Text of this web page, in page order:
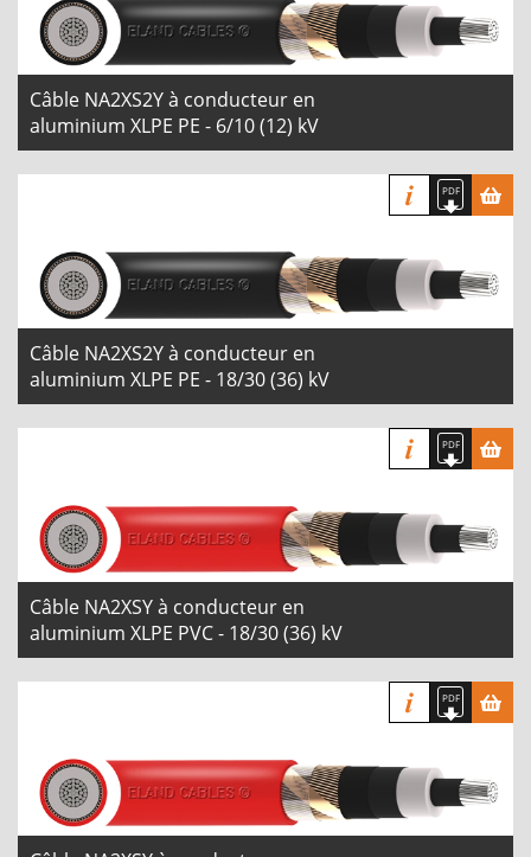
Câble NA2XS2Y à conducteur en
aluminium XLPE PE - 6/10 (12) kV
Câble NA2XS2Y à conducteur en
aluminium XLPE PE - 18/30 (36) kV
Câble NA2XSY à conducteur en
aluminium XLPE PVC - 18/30 (36) kV